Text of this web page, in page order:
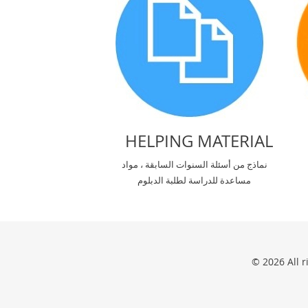
HELPING MATERIAL
نماذج من أسئلة السنوات السابقة ، مواد
مساعدة للدراسة لطلبة الدبلوم
© 2026 All